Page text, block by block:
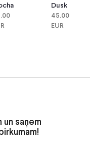
Dusk
45.00
EUR
un saņem